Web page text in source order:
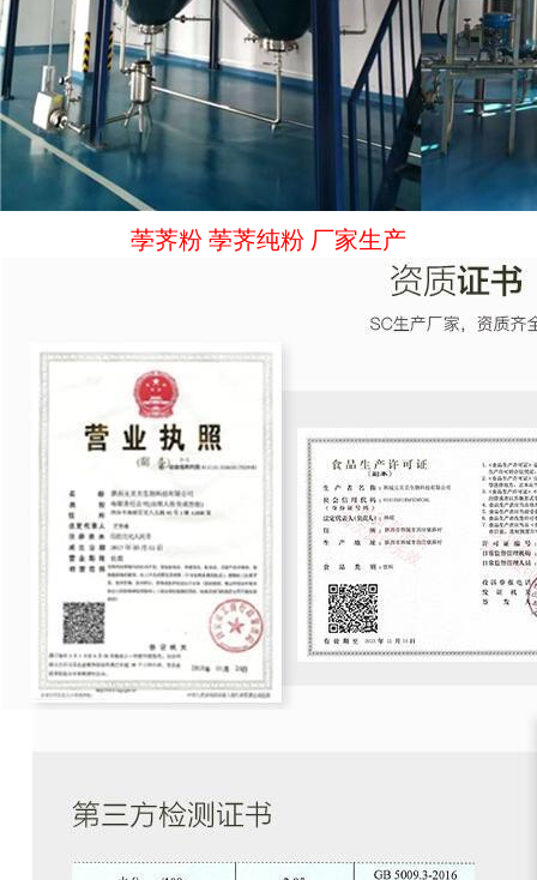
荸荠粉 荸荠纯粉 厂家生产